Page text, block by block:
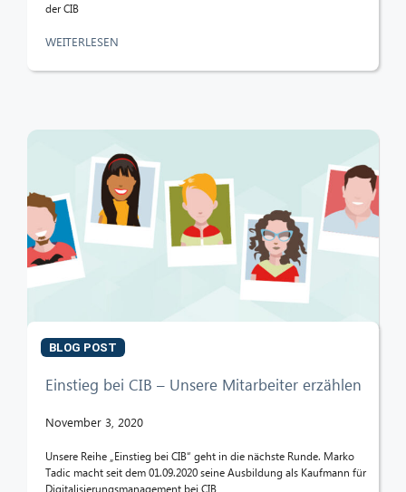
der CIB
WEITERLESEN
BLOG POST
Einstieg bei CIB – Unsere Mitarbeiter erzählen
November 3, 2020
Unsere Reihe „Einstieg bei CIB“ geht in die nächste Runde. Marko
Tadic macht seit dem 01.09.2020 seine Ausbildung als Kaufmann für
Digitalisierungsmanagement bei CIB